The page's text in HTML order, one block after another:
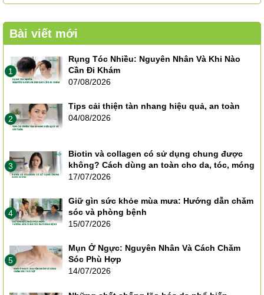
Bài viết mới
1
Rụng Tóc Nhiều: Nguyên Nhân Và Khi Nào
Cần Đi Khám
07/08/2026
2
Tips cải thiện tàn nhang hiệu quả, an toàn
04/08/2026
3
Biotin và collagen có sử dụng chung được
không? Cách dùng an toàn cho da, tóc, móng
17/07/2026
4
Giữ gìn sức khỏe mùa mưa: Hướng dẫn chăm
sóc và phòng bệnh
15/07/2026
5
Mụn Ở Ngực: Nguyên Nhân Và Cách Chăm
Sóc Phù Hợp
14/07/2026